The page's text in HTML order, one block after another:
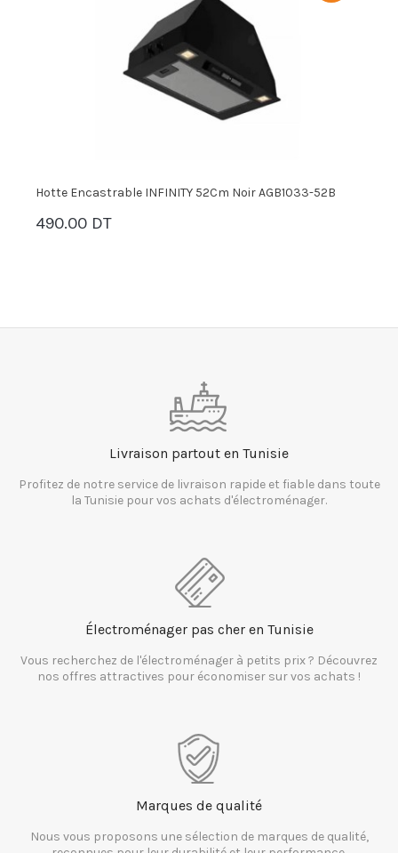
Hotte Encastrable INFINITY 52Cm Noir AGB1033-52B
490.00 DT
PANIER
Livraison partout en Tunisie
Profitez de notre service de livraison rapide et fiable dans toute
la Tunisie pour vos achats d'électroménager.
Électroménager pas cher en Tunisie
Vous recherchez de l'électroménager à petits prix ? Découvrez
nos offres attractives pour économiser sur vos achats !
Marques de qualité
Nous vous proposons une sélection de marques de qualité,